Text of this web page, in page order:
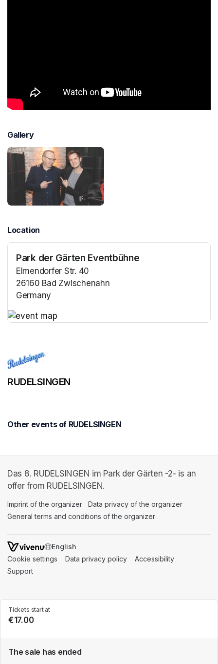
Gallery
Location
Park der Gärten Eventbühne
Elmendorfer Str. 40
26160 Bad Zwischenahn
Germany
Tickets start at
€17.00
The sale has ended
RUDELSINGEN
Other events of RUDELSINGEN
Das 8. RUDELSINGEN im Park der Gärten -2- is an
offer from RUDELSINGEN.
Imprint of the organizer (opens in a new tab)
Data privacy of the organizer
General terms and conditions of the organizer
SWITCH LANGUAGE
Cookie settings (opens in a new tab)
Data privacy policy (opens in a new tab)
Accessibility
Support